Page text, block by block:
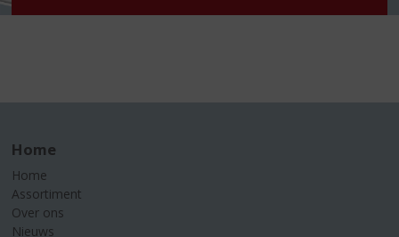
Home
Home
Assortiment
Over ons
Nieuws